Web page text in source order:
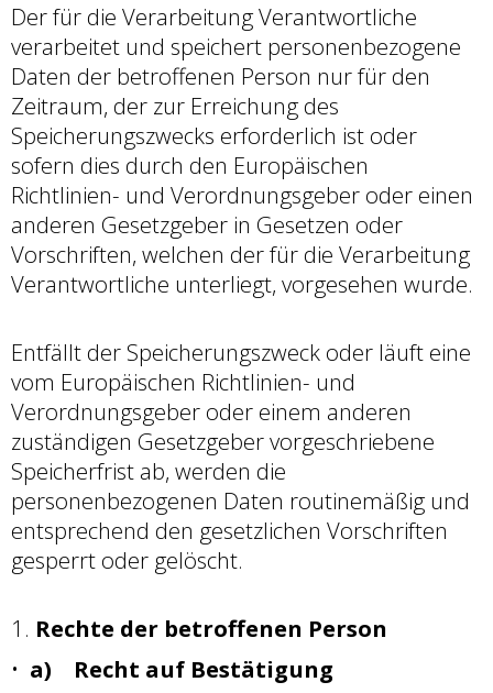
Der für die Verarbeitung Verantwortliche
verarbeitet und speichert personenbezogene
Daten der betroffenen Person nur für den
Zeitraum, der zur Erreichung des
Speicherungszwecks erforderlich ist oder
sofern dies durch den Europäischen
Richtlinien- und Verordnungsgeber oder einen
anderen Gesetzgeber in Gesetzen oder
Vorschriften, welchen der für die Verarbeitung
Verantwortliche unterliegt, vorgesehen wurde.
Entfällt der Speicherungszweck oder läuft eine
vom Europäischen Richtlinien- und
Verordnungsgeber oder einem anderen
zuständigen Gesetzgeber vorgeschriebene
Speicherfrist ab, werden die
personenbezogenen Daten routinemäßig und
entsprechend den gesetzlichen Vorschriften
gesperrt oder gelöscht.
Rechte der betroffenen Person
a) Recht auf Bestätigung